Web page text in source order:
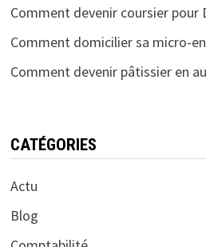
Comment devenir coursier pour
Comment domicilier sa micro-
Comment devenir pâtissier en
CATÉGORIES
Actu
Blog